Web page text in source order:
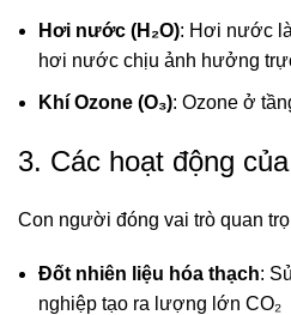
Hơi nước (H₂O): Hơi nước
hơi nước chịu ảnh hưởng
Khí Ozone (O₃): Ozone ở
3. Các hoạt động
Con người đóng vai trò quan
Đốt nhiên liệu hóa thạch:
nghiệp tạo ra lượng lớn CO₂